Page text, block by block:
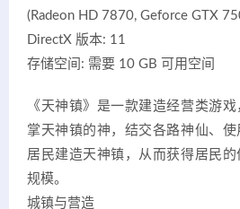
(Radeon HD 7870, Geforce GTX
DirectX 版本: 11
存储空间: 需要 10 GB 可用空间
《天神镇》是一款建造经营类游
掌天神镇的神，结交各路神仙、
居民建造天神镇，从而获得居民
规模。
城镇与营造